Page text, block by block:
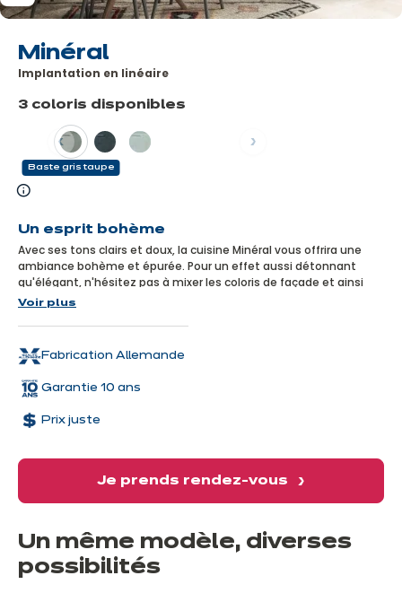
Minéral
Implantation en linéaire
En
plus
3 coloris disponibles
Précédent
Un esprit bohème
Avec ses tons clairs et doux, la cuisine Minéral vous offrira une
ambiance bohème et épurée. Pour un effet aussi détonnant
qu'élégant, n'hésitez pas à mixer les coloris de façade et ainsi
vous sentir définitivement chez vous.
Voir plus
Fabrication Allemande
Garantie 10 ans
Prix juste
Je prends rendez-vous
Un même modèle, diverses
possibilités
Baste gris taupe